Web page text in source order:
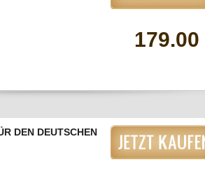
179.00
DEN DEUTSCHEN